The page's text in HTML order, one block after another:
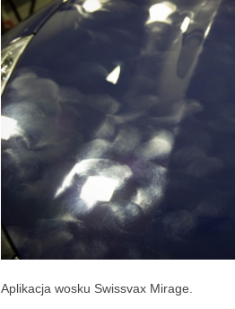
Aplikacja wosku Swissvax Mirage.